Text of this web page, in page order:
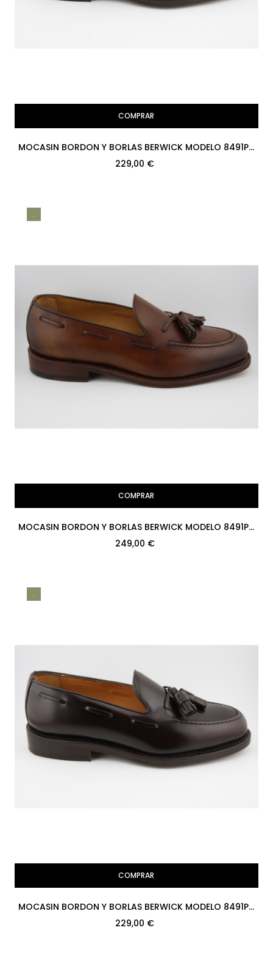
COMPRAR
MOCASIN BORDON Y BORLAS BERWICK MODELO 8491PR
H08 ROIS MARRON SUELA
229,00 €
.
COMPRAR
MOCASIN BORDON Y BORLAS BERWICK MODELO 8491PR
H08 CRUST MARRON...
249,00 €
.
COMPRAR
MOCASIN BORDON Y BORLAS BERWICK MODELO 8491PR
H08 ROIS MARRON RUBBER
229,00 €